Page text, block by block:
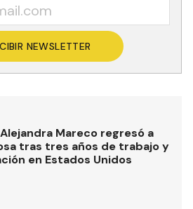
NEWSLETTER
Mareco regresó a
tras tres años de trabajo y
en Estados Unidos